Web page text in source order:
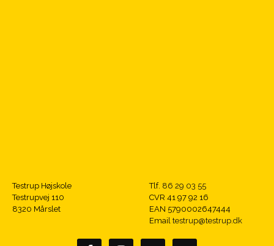
Testrup Højskole
Testrupvej 110
8320 Mårslet
Tlf. 86 29 03 55
CVR 41 97 92 16
EAN 5790002647444
Email testrup@testrup.dk